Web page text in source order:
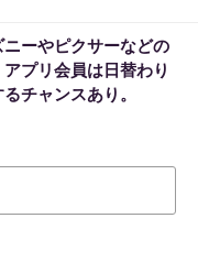
ニーやピクサーなどの
プリ会員は日替わり
チャンスあり。